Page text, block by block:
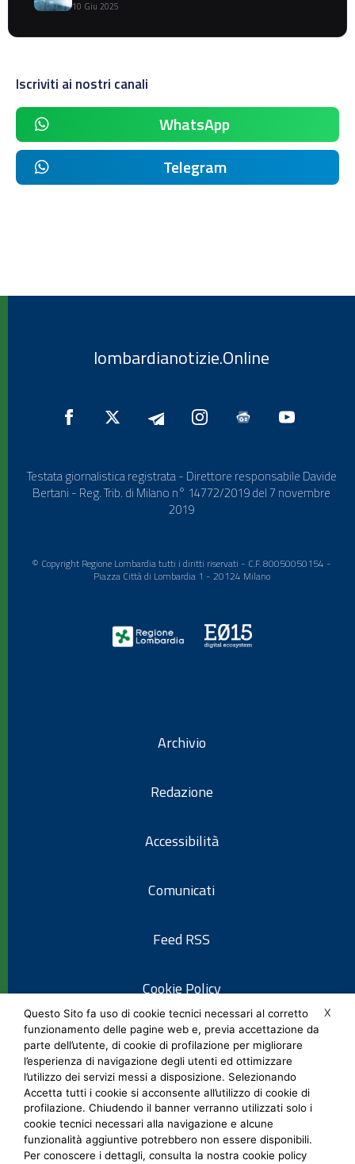
10 Giu 2025
Iscriviti ai nostri canali
WhatsApp
Telegram
lombardianotizie.Online
Testata giornalistica registrata - Direttore responsabile Davide
Bertani - Reg. Trib. di Milano n° 14772/2019 del 7 novembre
2019
© Copyright Regione Lombardia tutti i diritti riservati - C.F. 80050050154 -
Piazza Città di Lombardia 1 - 20124 Milano
Archivio
Redazione
Accessibilità
Comunicati
Feed RSS
Cookie Policy
Informativa privacy
Note legali
Social Media Policy
X
Questo Sito fa uso di cookie tecnici necessari al corretto
funzionamento delle pagine web e, previa accettazione da
parte dell’utente, di cookie di profilazione per migliorare
l’esperienza di navigazione degli utenti ed ottimizzare
l’utilizzo dei servizi messi a disposizione. Selezionando
Accetta tutti i cookie si acconsente all’utilizzo di cookie di
profilazione. Chiudendo il banner verranno utilizzati solo i
cookie tecnici necessari alla navigazione e alcune
funzionalità aggiuntive potrebbero non essere disponibili.
Per conoscere i dettagli, consulta la nostra cookie policy